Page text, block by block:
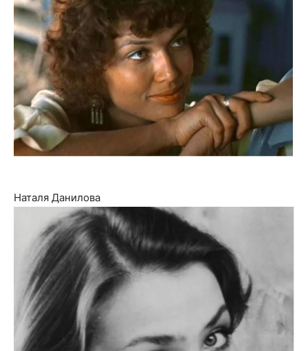
Наталя Данилова